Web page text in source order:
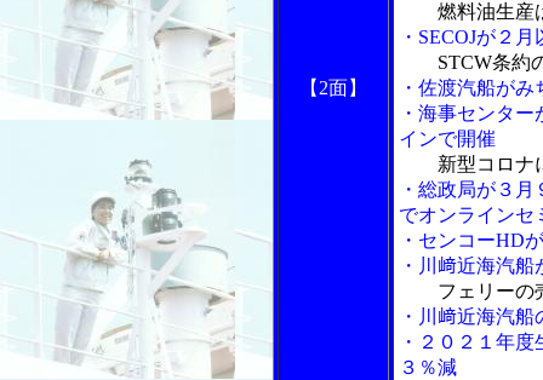
【2面】
燃料油生産
・SECOJが２
STCW条約
・佐渡汽船が
・海事センタ
インで開催
新型コロナ
・総政局が３
でオンラインセ
・センコーHD
・川﨑近海汽
フェリーの
・川﨑近海汽
・２０２１年
３％減